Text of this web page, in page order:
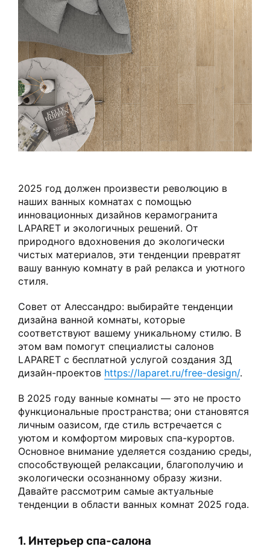
2025 год должен произвести революцию в
наших ванных комнатах с помощью
инновационных дизайнов керамогранита
LAPARET и экологичных решений. От
природного вдохновения до экологически
чистых материалов, эти тенденции превратят
вашу ванную комнату в рай релакса и уютного
стиля.
Совет от Алессандро: выбирайте тенденции
дизайна ванной комнаты, которые
соответствуют вашему уникальному стилю. В
этом вам помогут специалисты салонов
LAPARET с бесплатной услугой создания 3Д
дизайн-проектов https://laparet.ru/free-design/.
В 2025 году ванные комнаты — это не просто
функциональные пространства; они становятся
личным оазисом, где стиль встречается с
уютом и комфортом мировых спа-курортов.
Основное внимание уделяется созданию среды,
способствующей релаксации, благополучию и
экологически осознанному образу жизни.
Давайте рассмотрим самые актуальные
тенденции в области ванных комнат 2025 года.
1. Интерьер спа-салона